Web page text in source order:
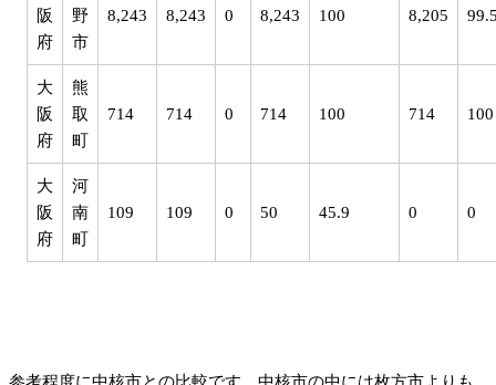
阪
府
野
市
8,243 8,243 0 8,243 100 8,205
大
阪
府
熊
取
町
714 714 0 714 100 714 100
大
阪
府
河
南
町
109 109 0 50 45.9 0 0